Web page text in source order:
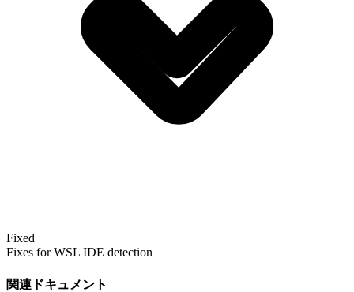
Fixed
Fixes for WSL IDE detection
関連ドキュメント